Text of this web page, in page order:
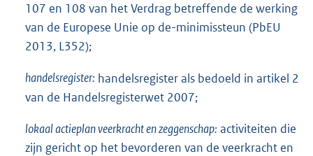
107 en 108 van het Verdrag betreffende de werking
van de Europese Unie op de-minimissteun (PbEU
2013, L352);
handelsregister: handelsregister als bedoeld in artikel 2
van de Handelsregisterwet 2007;
lokaal actieplan veerkracht en zeggenschap: activiteiten die
zijn gericht op het bevorderen van de veerkracht en